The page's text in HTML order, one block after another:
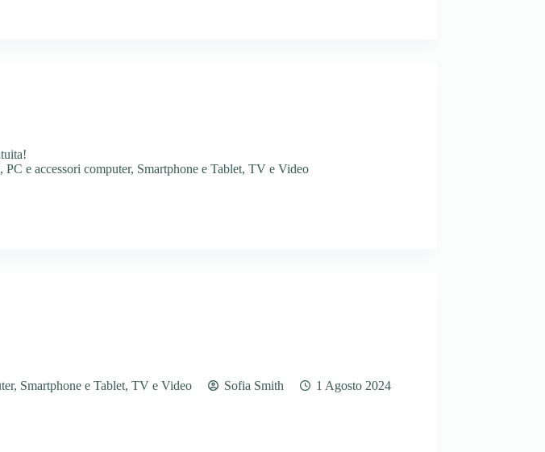
, PC e accessori computer, Smartphone e Tablet, TV e Video
, Smartphone e Tablet, TV e Video Sofia Smith 1 Agosto 2024